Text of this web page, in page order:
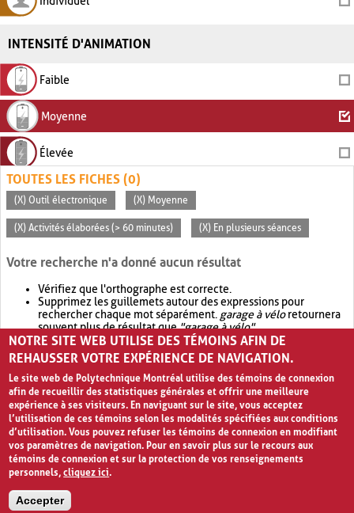
INTENSITÉ D'ANIMATION
Faible
Moyenne
Élevée
TOUTES LES FICHES (0)
(X) Outil électronique (X) Moyenne
(X) Activités élaborées (> 60 minutes) (X) En plusieurs séances
Votre recherche n'a donné aucun résultat
Vérifiez que l'orthographe est correcte.
Supprimez les guillemets autour des expressions pour
rechercher chaque mot séparément. garage à véloretournera
souvent plus de résultat que"garage à vélo".
Envisagez d'élargir votre recherche avec OR.garage OR vélo
retournera souvent plus de résultat quegarage à vélo
NOTRE SITE WEB UTILISE DES TÉMOINS AFIN DE
REHAUSSER VOTRE EXPÉRIENCE DE NAVIGATION.
Le site web de Polytechnique Montréal utilise des témoins de connexion
afin de recueillir des statistiques générales et offrir une meilleure
expérience à ses visiteurs. En naviguant sur le site, vous acceptez
l’utilisation de ces témoins selon les modalités spécifiées aux conditions
d’utilisation. Vous pouvez refuser les témoins de connexion en modifiant
vos paramètres de navigation. Pour en savoir plus sur le recours aux
témoins de connexion et sur la protection de vos renseignements
personnels,cliquez ici.
Accepter